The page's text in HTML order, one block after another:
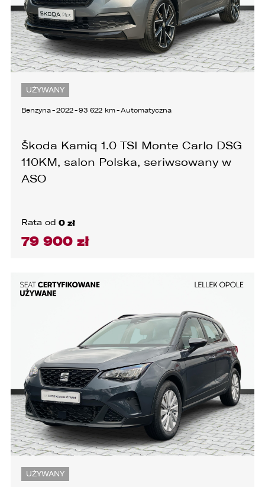
UŻYWANY
Benzyna-2022-93 622 km-Automatyczna
Škoda Kamiq 1.0 TSI Monte Carlo DSG
110KM, salon Polska, seriwsowany w
ASO
Rata od 0 zł
79 900 zł
UŻYWANY